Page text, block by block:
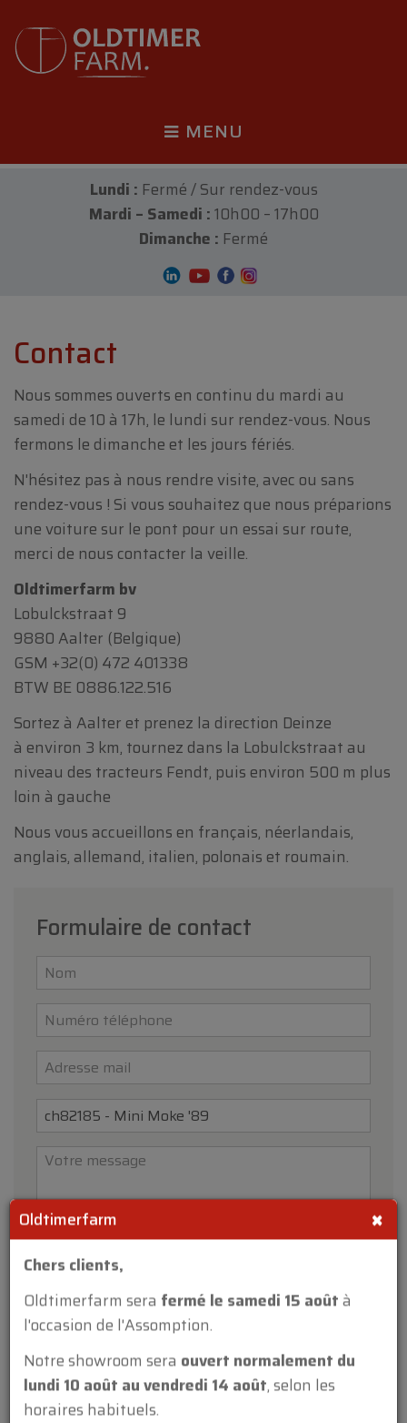
MENU
Lundi : Fermé / Sur rendez-vous
Mardi – Samedi :10h00 – 17h00
Dimanche : Fermé
Contact
Nous sommes ouverts en continu du mardi au
samedi de 10 à 17h, le lundi sur rendez-vous. Nous
fermons le dimanche et les jours fériés.
N'hésitez pas à nous rendre visite, avec ou sans
rendez-vous ! Si vous souhaitez que nous préparions
une voiture sur le pont pour un essai sur route,
merci de nous contacter la veille.
Oldtimerfarm bv
Lobulckstraat 9
9880 Aalter (Belgique)
GSM +32(0) 472 401338
BTW BE 0886.122.516
Sortez à Aalter et prenez la direction Deinze
à environ 3 km, tournez dans la Lobulckstraat au
niveau des tracteurs Fendt, puis environ 500 m plus
loin à gauche
Nous vous accueillons en français, néerlandais,
anglais, allemand, italien, polonais et roumain.
Formulaire de contact
×
Oldtimerfarm
Chers clients,
Oldtimerfarm sera fermé le samedi 15 aoûtà
l'occasion de l'Assomption.
Notre showroom sera ouvert normalement du
lundi 10 août au vendredi 14 août, selon les
horaires habituels.